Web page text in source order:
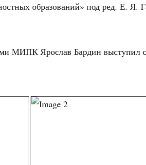
образований» под ред. Е. Я.
МИПК Ярослав Бардин выступил